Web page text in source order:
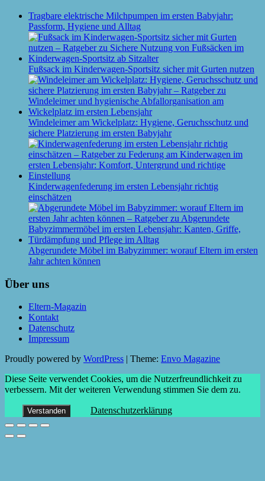
Tragbare elektrische Milchpumpen im ersten Babyjahr:
Passform, Hygiene und Alltag
Fußsack im Kinderwagen-Sportsitz sicher mit Gurten nutzen
Windeleimer am Wickelplatz: Hygiene, Geruchsschutz und
sichere Platzierung im ersten Babyjahr
Kinderwagenfederung im ersten Lebensjahr richtig
einschätzen
Abgerundete Möbel im Babyzimmer: worauf Eltern im ersten
Jahr achten können
Über uns
Eltern-Magazin
Kontakt
Datenschutz
Impressum
Proudly powered by WordPress Theme: Envo Magazine
Diese Seite verwendet Cookies, um die Nutzerfreundlichkeit zu
verbessern. Mit der weiteren Verwendung stimmen Sie dem zu.
Verstanden Datenschutzerklärung